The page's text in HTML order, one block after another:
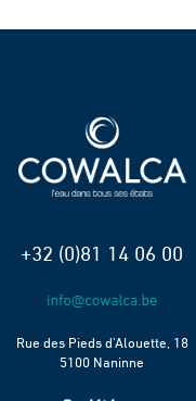
+32 (0)81 14 06 00
Rue des Pieds d’Alouette, 18
5100 Naninne